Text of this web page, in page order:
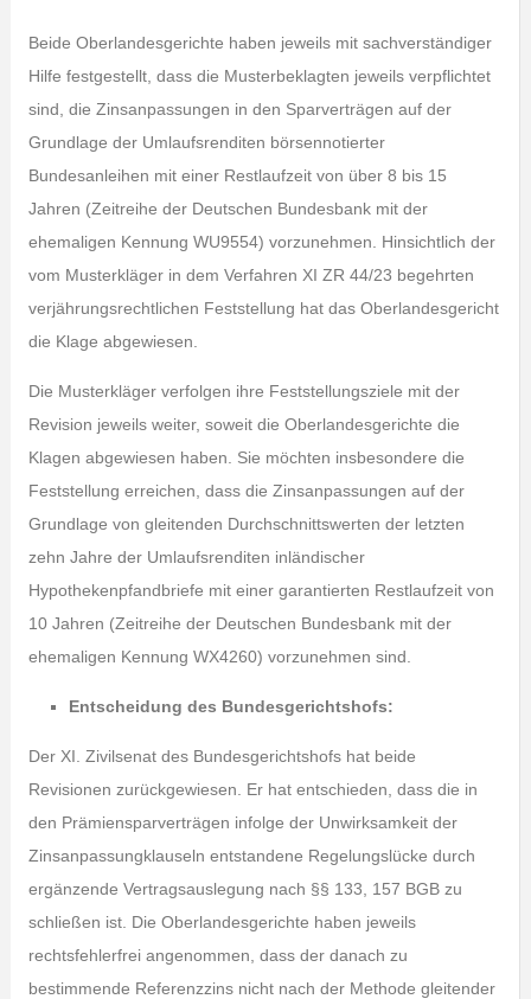
Beide Oberlandesgerichte haben jeweils mit sachverständiger
Hilfe festgestellt, dass die Musterbeklagten jeweils verpflichtet
sind, die Zinsanpassungen in den Sparverträgen auf der
Grundlage der Umlaufsrenditen börsennotierter
Bundesanleihen mit einer Restlaufzeit von über 8 bis 15
Jahren (Zeitreihe der Deutschen Bundesbank mit der
ehemaligen Kennung WU9554) vorzunehmen. Hinsichtlich der
vom Musterkläger in dem Verfahren XI ZR 44/23 begehrten
verjährungsrechtlichen Feststellung hat das Oberlandesgericht
die Klage abgewiesen.
Die Musterkläger verfolgen ihre Feststellungsziele mit der
Revision jeweils weiter, soweit die Oberlandesgerichte die
Klagen abgewiesen haben. Sie möchten insbesondere die
Feststellung erreichen, dass die Zinsanpassungen auf der
Grundlage von gleitenden Durchschnittswerten der letzten
zehn Jahre der Umlaufsrenditen inländischer
Hypothekenpfandbriefe mit einer garantierten Restlaufzeit von
10 Jahren (Zeitreihe der Deutschen Bundesbank mit der
ehemaligen Kennung WX4260) vorzunehmen sind.
Entscheidung des Bundesgerichtshofs:
Der XI. Zivilsenat des Bundesgerichtshofs hat beide
Revisionen zurückgewiesen. Er hat entschieden, dass die in
den Prämiensparverträgen infolge der Unwirksamkeit der
Zinsanpassungklauseln entstandene Regelungslücke durch
ergänzende Vertragsauslegung nach §§ 133, 157 BGB zu
schließen ist. Die Oberlandesgerichte haben jeweils
rechtsfehlerfrei angenommen, dass der danach zu
bestimmende Referenzzins nicht nach der Methode gleitender